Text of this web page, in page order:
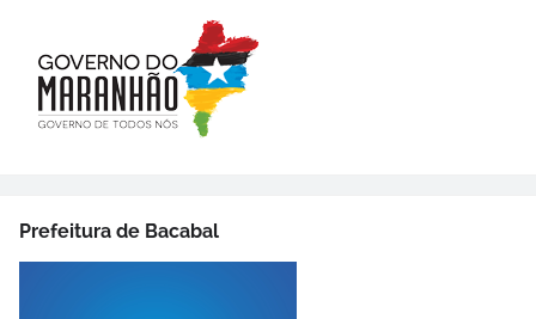
Prefeitura de Bacabal